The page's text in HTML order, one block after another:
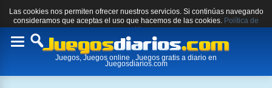
Las cookies nos permiten ofrecer nuestros servicios. Si continúas navegando
consideramos que aceptas el uso que hacemos de las cookies. Política de
cookies.
Toggle
Juegos, Juegos online , Juegos gratis a diario en
Juegosdiarios.com